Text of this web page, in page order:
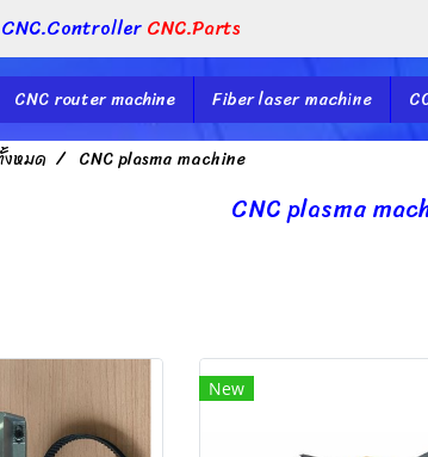
CNC.ControllerCNC.Parts
CNC router machine Fiber laser machine
หมด CNC plasma machine
CNC plasma
New